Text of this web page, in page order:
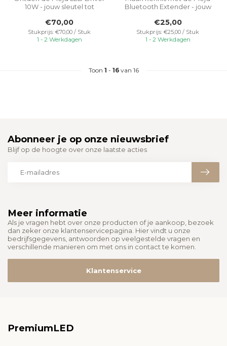
10W - jouw sleutel tot
verlichtingsregel...
€70,00
Stukprijs: €70,00 / Stuk
1 - 2 Werkdagen
Bluetooth Extender - jouw
j...
€25,00
Stukprijs: €25,00 / Stuk
1 - 2 Werkdagen
Toon 1 - 16van 16
Meer informatie
Als je vragen hebt over onze producten of je aankoop, bezoek
dan zeker onze klantenservicepagina. Hier vindt u onze
bedrijfsgegevens, antwoorden op veelgestelde vragen en
verschillende manieren om met ons in contact te komen.
Klantenservice
Abonneer je op onze nieuwsbrief
Blijf op de hoogte over onze laatste acties
PremiumLED